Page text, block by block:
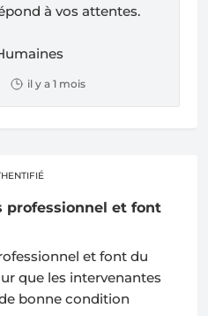
à vos attentes.
il y a 1 mois
professionnel et font
et font du
que les intervenantes
bonne condition